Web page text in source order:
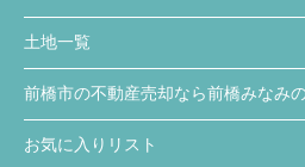
土地一覧
前橋市の不動産売却なら前橋みなみ
お気に入りリスト